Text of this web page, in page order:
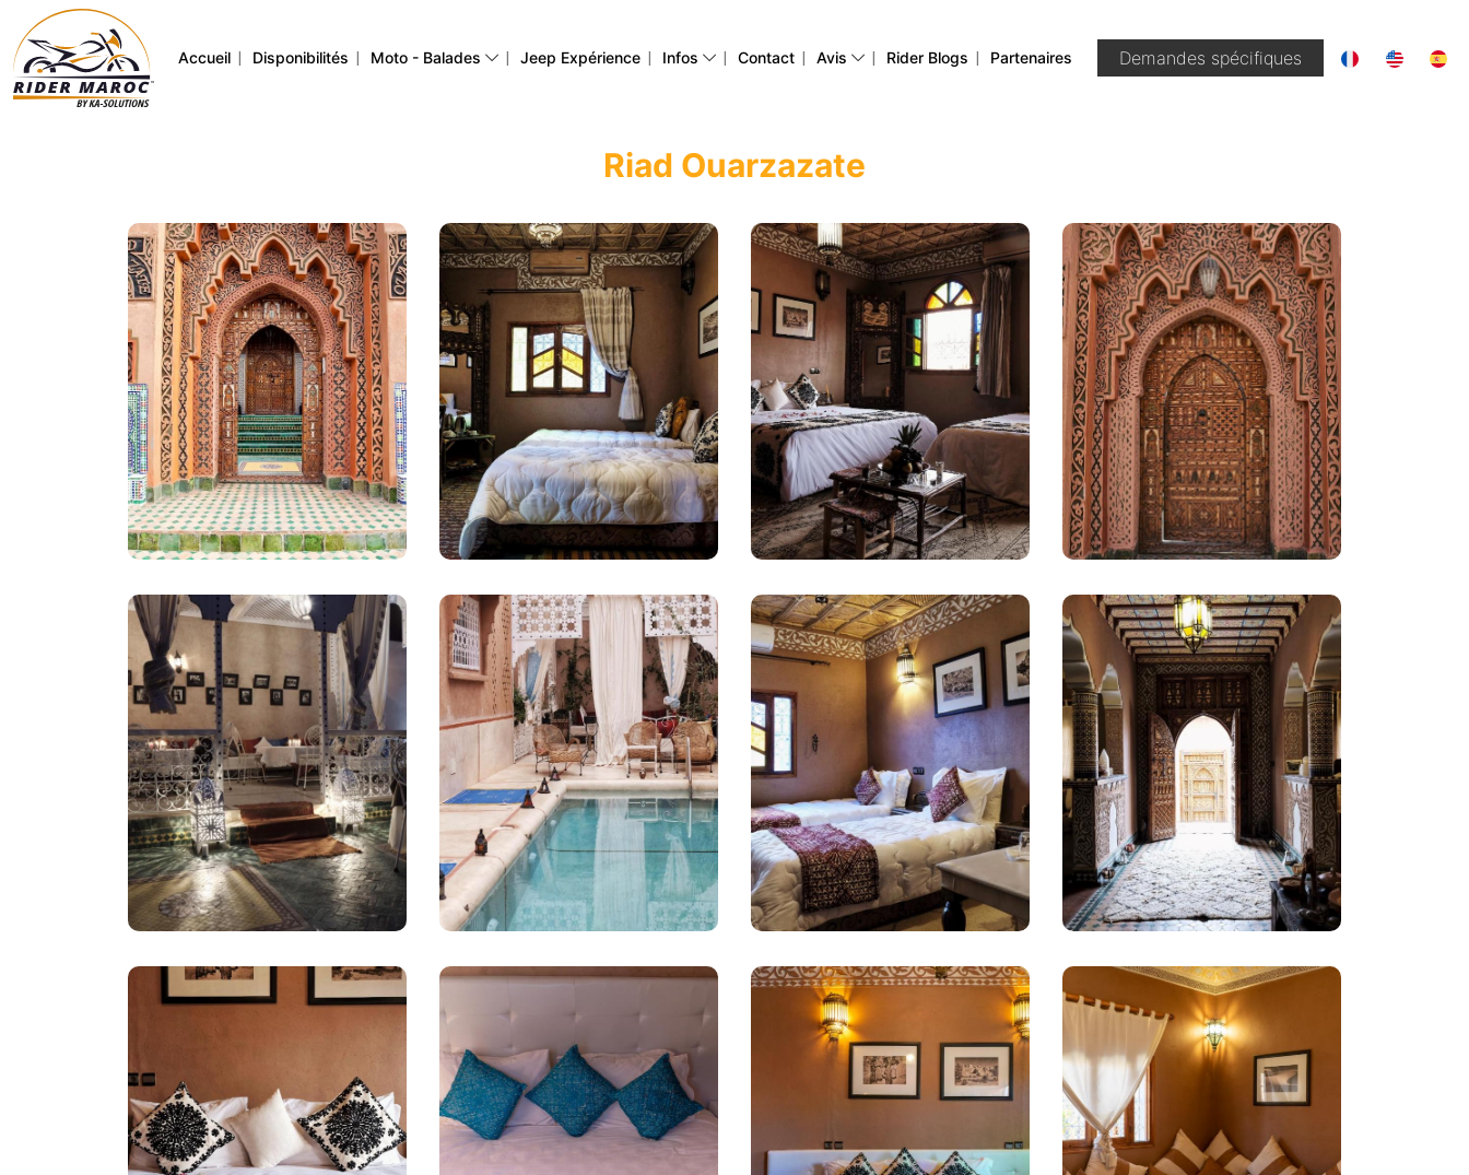
Accueil | Disponibilités | Moto - Balades | Jeep Expérience | Infos | Contact | Avis | Rider Blogs | Partenaires Demandes spécifiques
Riad Ouarzazate